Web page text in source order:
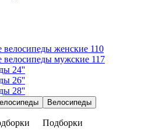
велосипеды женские 110
велосипеды мужские 117
24''
26''
28''
Велосипеды
Подборки